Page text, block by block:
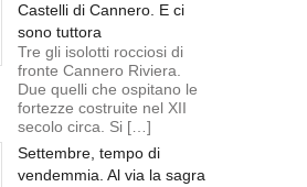
Castelli di Cannero. E ci
sono tuttora
Tre gli isolotti rocciosi di
fronte Cannero Riviera.
Due quelli che ospitano le
fortezze costruite nel XII
secolo circa. Si […]
Settembre, tempo di
vendemmia. Al via la sagra